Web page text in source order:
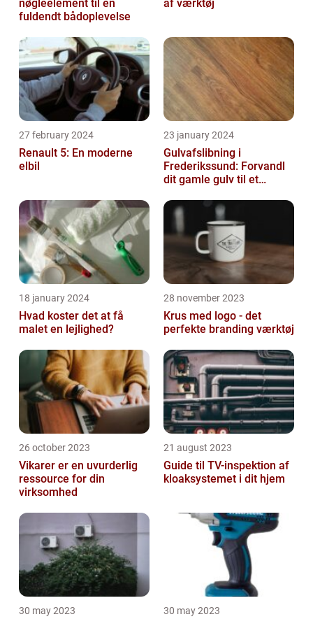
nøgleelement til en
fuldendt bådoplevelse
af værktøj
27 february 2024
Renault 5: En moderne
elbil
23 january 2024
Gulvafslibning i
Frederikssund: Forvandl
dit gamle gulv til et
18 january 2024
Hvad koster det at få
malet en lejlighed?
28 november 2023
Krus med logo - det
perfekte branding værktøj
26 october 2023
Vikarer er en uvurderlig
ressource for din
virksomhed
21 august 2023
Guide til TV-inspektion af
kloaksystemet i dit hjem
30 may 2023 30 may 2023